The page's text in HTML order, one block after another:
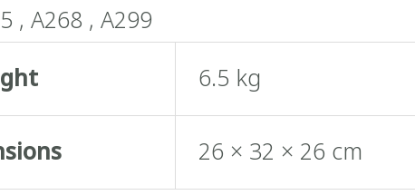
, A268 , A299
6.5 kg
26 × 32 × 26 cm